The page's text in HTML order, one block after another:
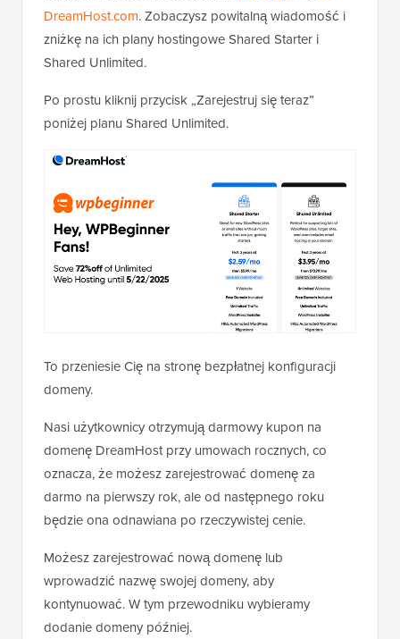
DreamHost.com. Zobaczysz powitalną wiadomość i
zniżkę na ich plany hostingowe Shared Starter i
Shared Unlimited.
Po prostu kliknij przycisk „Zarejestruj się teraz”
poniżej planu Shared Unlimited.
To przeniesie Cię na stronę bezpłatnej konfiguracji
domeny.
Nasi użytkownicy otrzymują darmowy kupon na
domenę DreamHost przy umowach rocznych, co
oznacza, że możesz zarejestrować domenę za
darmo na pierwszy rok, ale od następnego roku
będzie ona odnawiana po rzeczywistej cenie.
Możesz zarejestrować nową domenę lub
wprowadzić nazwę swojej domeny, aby
kontynuować. W tym przewodniku wybieramy
dodanie domeny później.